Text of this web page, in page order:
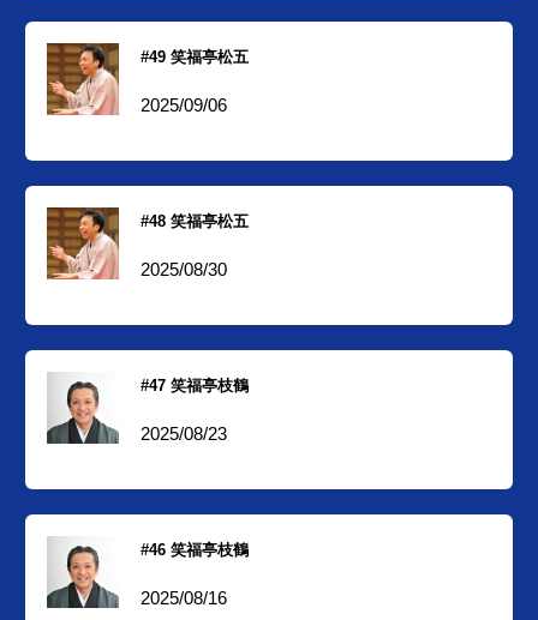
#49 笑福亭松五
2025/09/06
#48 笑福亭松五
2025/08/30
#47 笑福亭枝鶴
2025/08/23
#46 笑福亭枝鶴
2025/08/16